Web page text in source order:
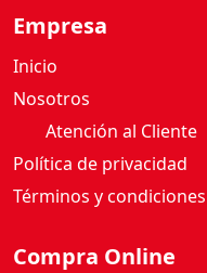
Empresa
Inicio
Nosotros
Atención al Cliente
Política de privacidad
Términos y condiciones
Compra Online